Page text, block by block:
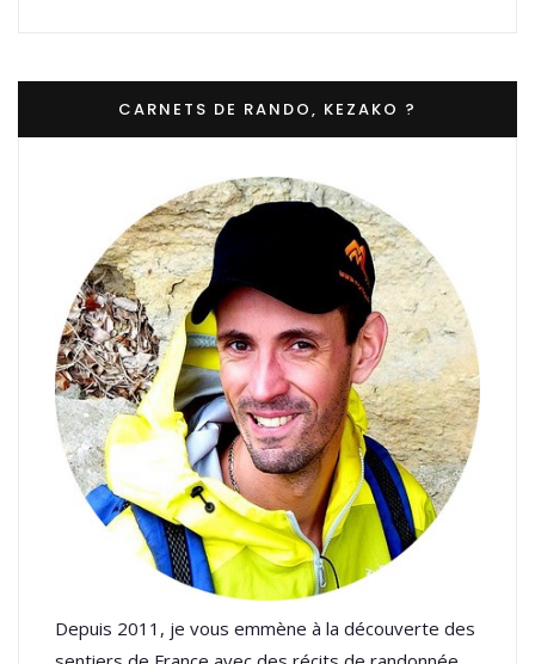
CARNETS DE RANDO, KEZAKO ?
Depuis 2011, je vous emmène à la découverte des